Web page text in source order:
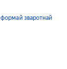
формай зваротнай